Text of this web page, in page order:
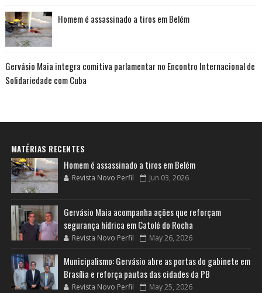
Homem é assassinado a tiros em Belém
Gervásio Maia integra comitiva parlamentar no Encontro Internacional de
Solidariedade com Cuba
MATÉRIAS RECENTES
Homem é assassinado a tiros em Belém
Revista Novo Perfil Jun 03, 2026
Gervásio Maia acompanha ações que reforçam
segurança hídrica em Catolé do Rocha
Revista Novo Perfil May 26, 2026
Municipalismo: Gervásio abre as portas do gabinete em
Brasília e reforça pautas das cidades da PB
Revista Novo Perfil May 25, 2026